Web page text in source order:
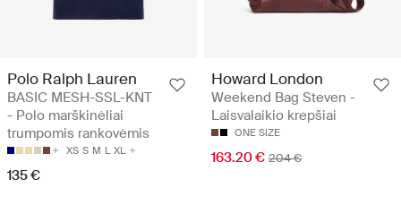
Polo Ralph Lauren
BASIC MESH-SSL-KNT
- Polo marškinėliai
trumpomis rankovėmis
XS S M L XL
135 €
Howard London
Weekend Bag Steven -
Laisvalaikio krepšiai
ONE SIZE
163.20 € 204 €